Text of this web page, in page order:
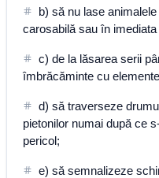
b) să nu lase
carosabilă sau în
c) de la lăsarea serii
îmbrăcăminte cu
d) să traverseze
pietonilor numai după ce
pericol;
e) să semnalizeze